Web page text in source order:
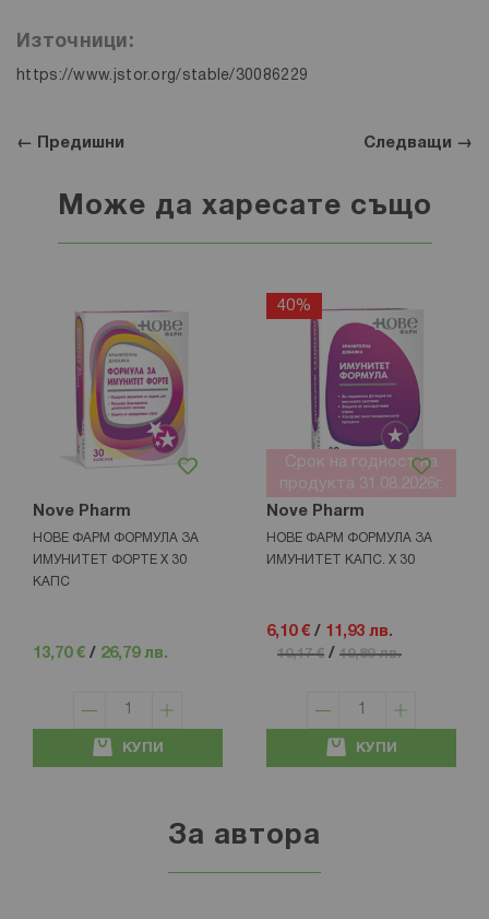
Източници:
https://www.jstor.org/stable/30086229
← Предишни Следващи →
Може да харесате също
Nove Pharm
НОВЕ ФАРМ ФОРМУЛА ЗА
ИМУНИТЕТ ФОРТЕ Х 30
КАПС
13,70 € / 26,79 лв.
КУПИ
40%
Срок на годност на
продукта 31.08.2026г.
Nove Pharm
НОВЕ ФАРМ ФОРМУЛА ЗА
ИМУНИТЕТ КАПС. Х 30
6,10 € / 11,93 лв.
10,17 € / 19,89 лв.
КУПИ
За автора